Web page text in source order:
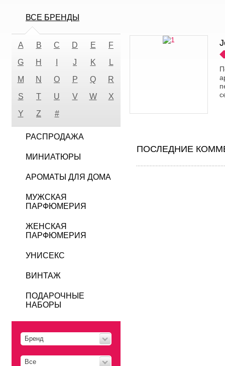
ПОСЛЕДНИЕ
ВСЕ БРЕНДЫ
A B C D E
F
G
H J K
L
M
N O P Q
R
S
T U V W
X
Y
Z #
РАСПРОДАЖА
МИНИАТЮРЫ
АРОМАТЫ ДЛЯ ДОМА
МУЖСКАЯ
ПАРФЮМЕРИЯ
ЖЕНСКАЯ
ПАРФЮМЕРИЯ
УНИСЕКС
ВИНТАЖ
ПОДАРОЧНЫЕ
НАБОРЫ
Бренд
Все